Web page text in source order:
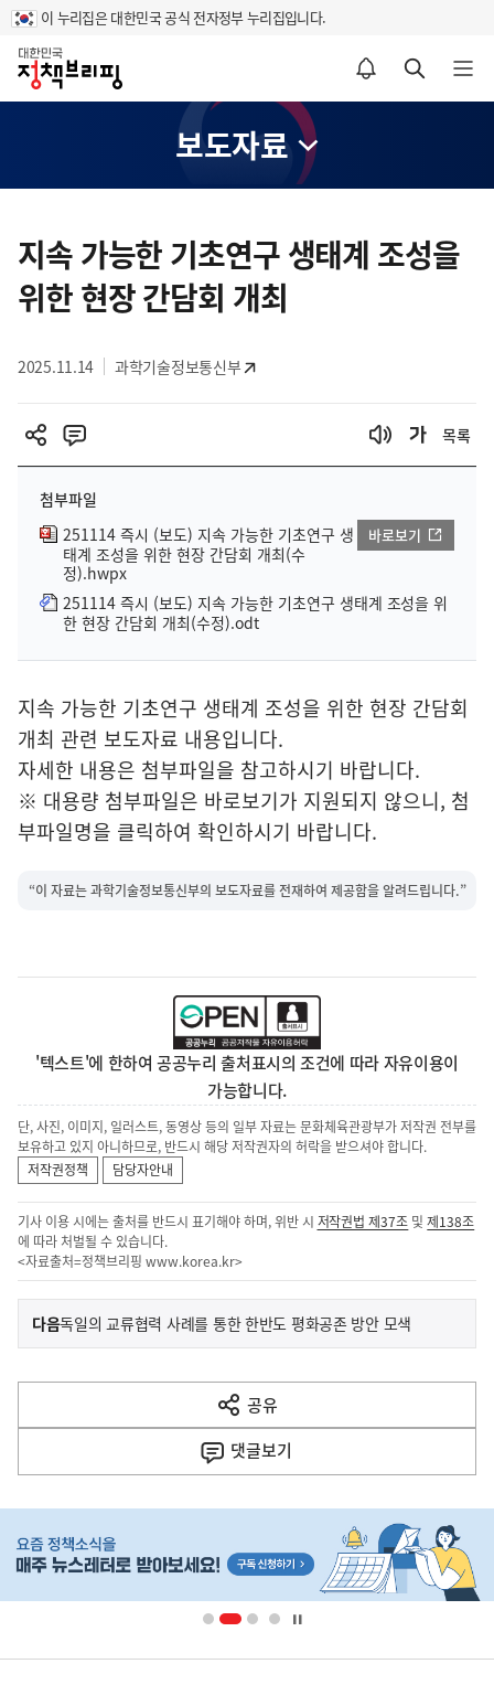
이 누리집은 대한민국 공식 전자정부 누리집입니다.
홈
알림설정 바로가기 검색 바로가기 메뉴 열기
보도자료
텐
츠
영
지속 가능한 기초연구 생태계 조성을
위한 현장 간담회 개최
2025.11.14 과학기술정보통신부
목록
첨부파일
251114 즉시 (보도) 지속 가능한 기초연구 생
태계 조성을 위한 현장 간담회 개최(수
정).hwpx
바로보기
251114 즉시 (보도) 지속 가능한 기초연구 생태계 조성을 위
한 현장 간담회 개최(수정).odt
지속 가능한 기초연구 생태계 조성을 위한 현장 간담회
개최 관련 보도자료 내용입니다.
자세한 내용은 첨부파일을 참고하시기 바랍니다.
※ 대용량 첨부파일은 바로보기가 지원되지 않으니, 첨
부파일명을 클릭하여 확인하시기 바랍니다.
“이 자료는 과학기술정보통신부의 보도자료를 전재하여 제공함을 알려드립니다.”
'텍스트'에 한하여 공공누리 출처표시의 조건에 따라 자유이용이
가능합니다.
단, 사진, 이미지, 일러스트, 동영상 등의 일부 자료는 문화체육관광부가 저작권 전부를
보유하고 있지 아니하므로, 반드시 해당 저작권자의 허락을 받으셔야 합니다.
저작권정책
담당자안내
기사 이용 시에는 출처를 반드시 표기해야 하며, 위반 시 저작권법 제37조 및제138조
에 따라 처벌될 수 있습니다.
<자료출처=정책브리핑 www.korea.kr>
이
전
다
음
다음기
독일의 교류협력 사례를 통한 한반도 평화공존 방안 모색
공유
열
기
댓글보기
단
영